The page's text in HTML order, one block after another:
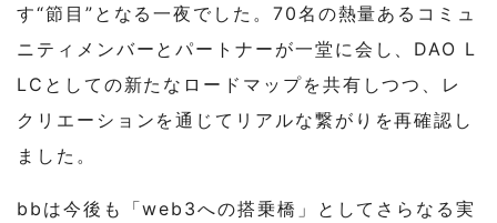
す“節目”となる一夜でした。70名の熱量あるコミュ
ニティメンバーとパートナーが一堂に会し、DAO L
LCとしての新たなロードマップを共有しつつ、レ
クリエーションを通じてリアルな繋がりを再確認し
ました。
bbは今後も「web3への搭乗橋」としてさらなる実